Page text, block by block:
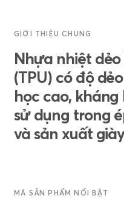
GIỚI THIỆU CHUNG
Nhựa nhiệt
(TPU) có độ
học cao,
sử dụng trong
và sản xuất
MÃ SẢN PHẨM NỔI BẬT